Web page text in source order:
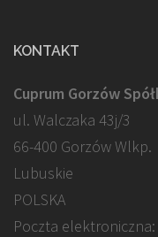
KONTAKT
Cuprum Gorzów
ul. Walczaka 43j/3
66-400 Gorzów Wlkp.
Lubuskie
POLSKA
Poczta